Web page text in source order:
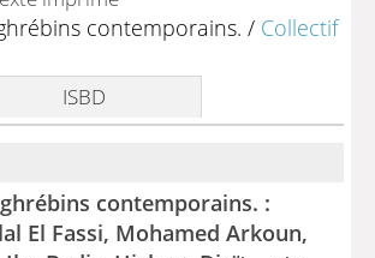
contemporains. / Collectif
ISBD
contemporains. :
El Fassi, Mohamed Arkoun,